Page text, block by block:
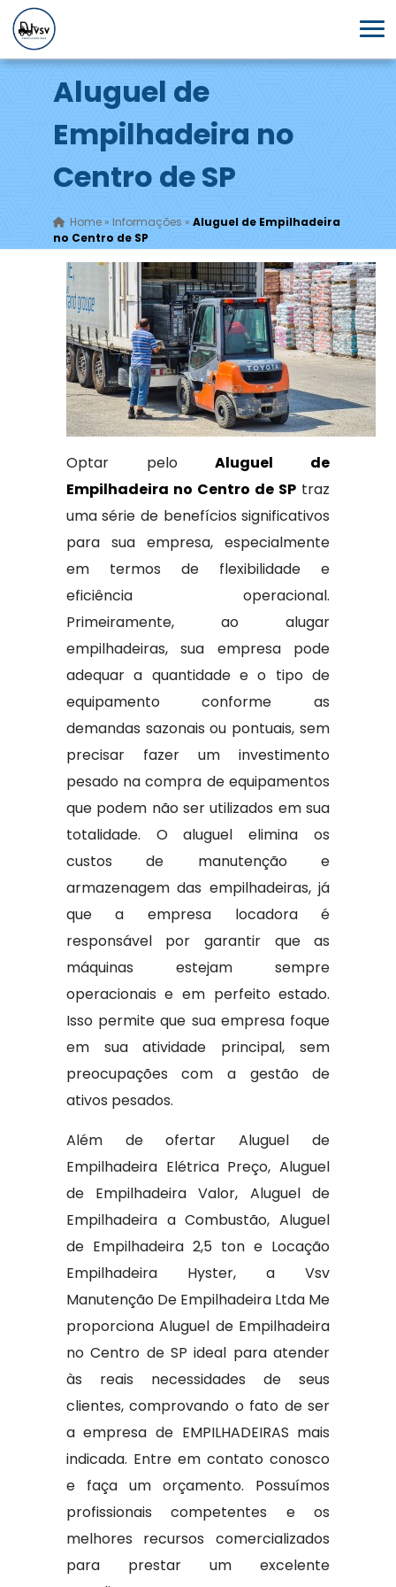
Aluguel de
Empilhadeira no
Centro de SP
Home» Informações » Aluguel de Empilhadeira
no Centro de SP
Optar peloAluguel de
Empilhadeira no Centro de SP traz
uma série de benefícios significativos
para sua empresa, especialmente
em termos de flexibilidade e
eficiência operacional.
Primeiramente, ao alugar
empilhadeiras, sua empresa pode
adequar a quantidade e o tipo de
equipamento conforme as
demandas sazonais ou pontuais, sem
precisar fazer um investimento
pesado na compra de equipamentos
que podem não ser utilizados em sua
totalidade. O aluguel elimina os
custos de manutenção e
armazenagem das empilhadeiras, já
que a empresa locadora é
responsável por garantir que as
máquinas estejam sempre
operacionais e em perfeito estado.
Isso permite que sua empresa foque
em sua atividade principal, sem
preocupações com a gestão de
ativos pesados.
Além de ofertar Aluguel de
Empilhadeira Elétrica Preço, Aluguel
de Empilhadeira Valor, Aluguel de
Empilhadeira a Combustão, Aluguel
de Empilhadeira 2,5 ton e Locação
Empilhadeira Hyster, a Vsv
Manutenção De Empilhadeira Ltda Me
proporciona Aluguel de Empilhadeira
no Centro de SP ideal para atender
às reais necessidades de seus
clientes, comprovando o fato de ser
a empresa de EMPILHADEIRAS mais
indicada. Entre em contato conosco
e faça um orçamento. Possuímos
profissionais competentes e os
melhores recursos comercializados
para prestar um excelente